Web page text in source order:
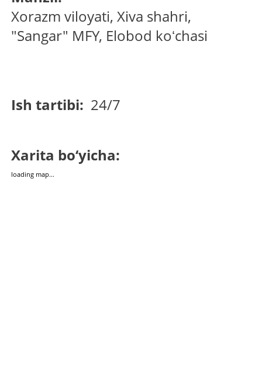
Xorazm viloyati, Xiva shahri,
"Sangar" MFY, Elobod koʻchasi
Ish tartibi: 24/7
Xarita bo‘yicha:
loading map...